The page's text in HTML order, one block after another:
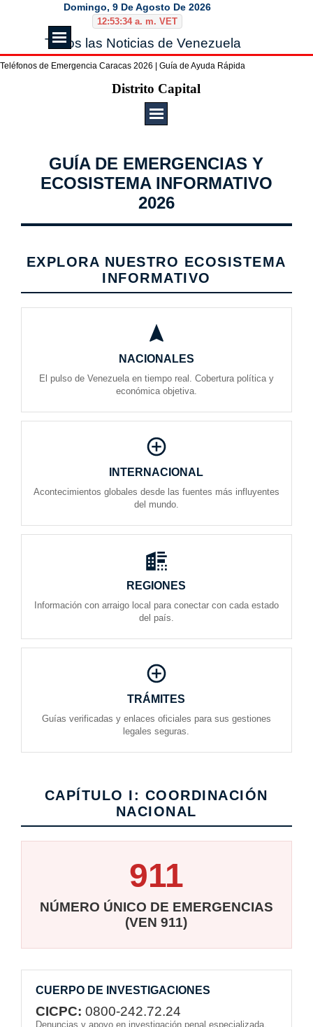
Vaya al ContenidoDomingo, 9 De Agosto De 2026
12:53:34 a. m. VET
Todos las Noticias de Venezuela
Saltar menú
Teléfonos de Emergencia Caracas 2026 | Guía de Ayuda Rápida
Distrito Capital
GUÍA DE EMERGENCIAS Y
ECOSISTEMA INFORMATIVO
2026
EXPLORA NUESTRO ECOSISTEMA
INFORMATIVO
NACIONALES
El pulso de Venezuela en tiempo real. Cobertura política y
económica objetiva.
INTERNACIONAL
Acontecimientos globales desde las fuentes más influyentes
del mundo.
REGIONES
Información con arraigo local para conectar con cada estado
del país.
TRÁMITES
Guías verificadas y enlaces oficiales para sus gestiones
legales seguras.
CAPÍTULO I: COORDINACIÓN
NACIONAL
911
NÚMERO ÚNICO DE EMERGENCIAS
(VEN 911)
CUERPO DE INVESTIGACIONES
CICPC: 0800-242.72.24
Denuncias y apoyo en investigación penal especializada.